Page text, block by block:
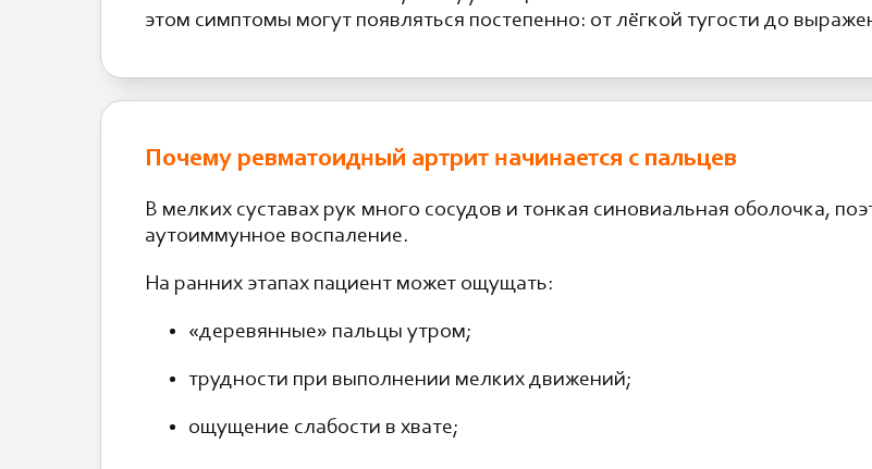
этом симптомы могут появляться постепенно: от лёгкой тугости до
Почему ревматоидный артрит начинается с пальцев
В мелких суставах рук много сосудов и тонкая синовиальная оболочка,
аутоиммунное воспаление.
На ранних этапах пациент может ощущать:
«деревянные» пальцы утром;
трудности при выполнении мелких движений;
ощущение слабости в хвате;